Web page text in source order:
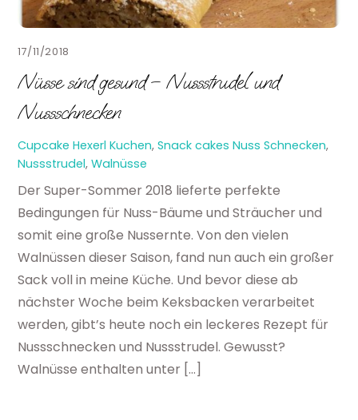
17/11/2018
Nüsse sind gesund – Nussstrudel und
Nussschnecken
Cupcake Hexerl Kuchen,Snack cakes Nuss Schnecken,
Nussstrudel,Walnüsse
Der Super-Sommer 2018 lieferte perfekte
Bedingungen für Nuss-Bäume und Sträucher und
somit eine große Nussernte. Von den vielen
Walnüssen dieser Saison, fand nun auch ein großer
Sack voll in meine Küche. Und bevor diese ab
nächster Woche beim Keksbacken verarbeitet
werden, gibt’s heute noch ein leckeres Rezept für
Nussschnecken und Nussstrudel. Gewusst?
Walnüsse enthalten unter […]